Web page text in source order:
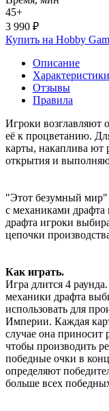
45+
3 990 ₽
Купить на Hobby
Описание
Характеристики
Отзывы
Правила
Игроки возглавляют
её к процветанию.
карты, накаплива ют
открытия и
"Этот безумный мир"
с механиками драфта
драфта игроки
цепочки
Как играть.
Игра длится 4
механики драфта
использовать для
Империи. Каждая
случае она приносит
чтобы производить
победные очки в
определяют
больше всех